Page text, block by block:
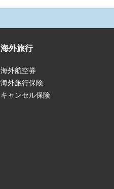
海外旅行
海外航空券
海外旅行保険
キャンセル保険